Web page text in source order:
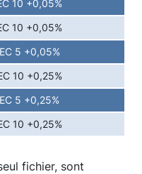
10 +0,05%
10 +0,05%
5 +0,05%
10 +0,25%
5 +0,25%
10 +0,25%
fichier, sont